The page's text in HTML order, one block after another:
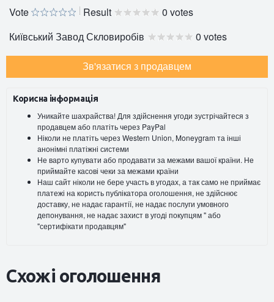
Vote
Result
0 votes
Київський Завод Скловиробів
0 votes
Зв'язатися з продавцем
Корисна інформація
Уникайте шахрайства! Для здійснення угоди зустрічайтеся з
продавцем або платіть через PayPal
Ніколи не платіть через Western Union, Moneygram та інші
анонімні платіжні системи
Не варто купувати або продавати за межами вашої країни. Не
приймайте касові чеки за межами країни
Наш сайт ніколи не бере участь в угодах, а так само не приймає
платежі на користь публікатора оголошення, не здійснює
доставку, не надає гарантії, не надає послуги умовного
депонування, не надає захист в угоді покупцям " або
"сертифікати продавцям"
Схожі оголошення